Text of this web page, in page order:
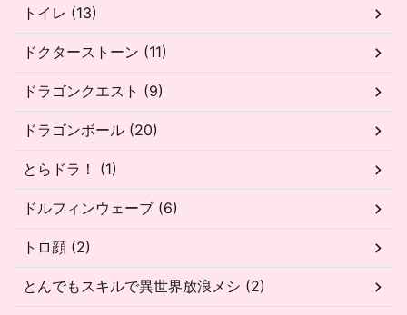
トイレ (13)
ドクターストーン (11)
ドラゴンクエスト (9)
ドラゴンボール (20)
とらドラ！ (1)
ドルフィンウェーブ (6)
トロ顔 (2)
とんでもスキルで異世界放浪メシ (2)